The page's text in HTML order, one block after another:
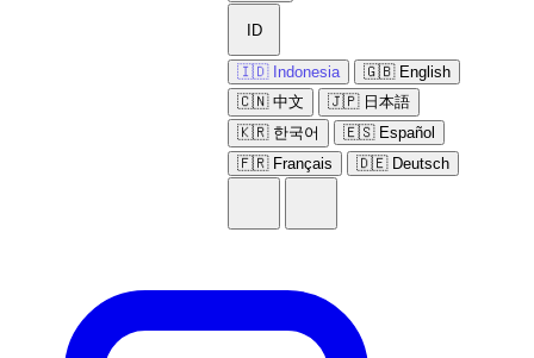
ID
🇮🇩 Indonesia
🇬🇧 English
🇨🇳 中文
🇯🇵 日本語
🇰🇷 한국어
🇪🇸 Español
🇫🇷 Français
🇩🇪 Deutsch